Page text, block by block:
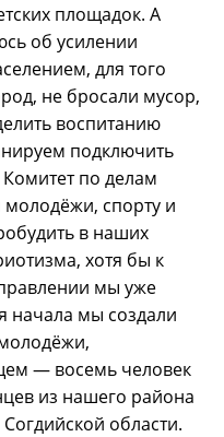
площадок. А
об усилении
для того
не бросали мусор,
воспитанию
подключить
Комитет по делам
спорту и
в наших
хотя бы к
мы уже
начала мы создали
— восемь человек
из нашего района
области.